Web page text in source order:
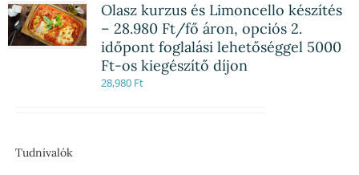
Olasz kurzus és Limoncello készítés
– 28.980 Ft/fő áron, opciós 2.
időpont foglalási lehetőséggel 5000
Ft-os kiegészítő díjon
28,980 Ft
Tudnivalók